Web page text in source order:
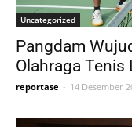
Uncategorized
Pangdam
Olahraga Tenis
reportase - 14 Desember